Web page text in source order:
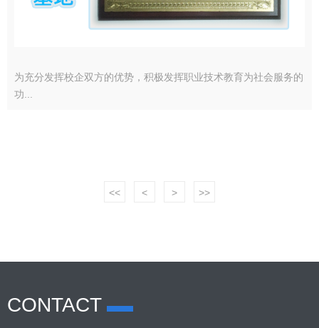
为充分发挥校企双方的优势，积极发挥职业技术教育为社会服务的
功...
<< < > >>
CONTACT